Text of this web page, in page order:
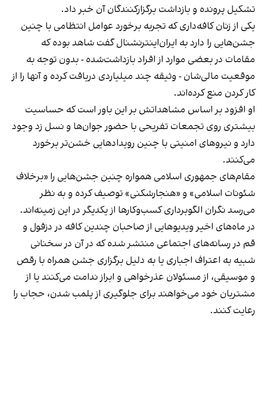
تشکیل پرونده و بازداشت برگزارکنندگان آن خبر داد.
یکی از زنان کافه‌داری که تجربه برخورد عوامل انتظامی با چنین
جشن‌هایی را دارد به ایران‌اینترنشنال گفت شاهد بوده که
مقامات در بعضی موارد از افراد بازداشت‌‌شده - بدون توجه به
موقعیت مالی‌شان - وثیقه چند میلیاردی دریافت کرده و آنها را از
کار کردن منع کرده‌اند.
او افزود بر اساس مشاهداتش بر این باور است که حساسیت
بیشتری روی تجمعات تفریحی با حضور جوان‌ها و نسل زد وجود
دارد و نیروهای امنیتی با چنین رویدادهایی خشن‌تر برخورد
می‌کنند.
مقام‌های جمهوری اسلامی همواره چنین جشن‌هایی را «برخلاف
شئونات اسلامی» و «هنجارشکنی» توصیف کرده و به نظر
می‌رسد نگران الگوبرداری کسب‌وکارها از یکدیگر در این زمینه‌اند.
در ماه‌های اخیر ویدیوهایی از صاحبان چندین کافه در دزفول و
قم در رسانه‌های اجتماعی منتشر شده که در آن در سخنانی
شبیه به اعتراف اجباری یا به دلیل برگزاری جشن همراه با رقص
و موسیقی، از مسئولان عذرخواهی و ابراز ندامت می‌کنند یا از
مشتریان خود می‌خواهند برای جلوگیری از پلمب شدن، حجاب را
رعایت کنند.